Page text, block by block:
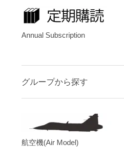
Annual Subscription
グループから探す
航空機(Air Model)